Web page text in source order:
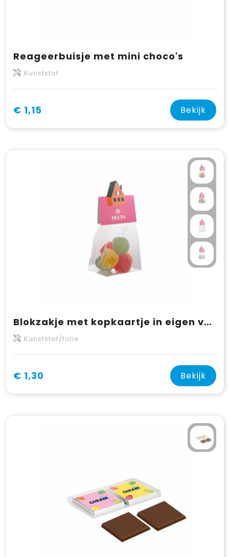
Reageerbuisje met mini choco's
Kunststof
€ 1,15 Bekijk
Blokzakje met kopkaartje in eigen vorm en 50 gram snoep
Kunststof/folie
€ 1,30 Bekijk